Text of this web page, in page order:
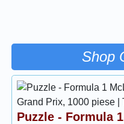
Shop
Puzzle - Formula